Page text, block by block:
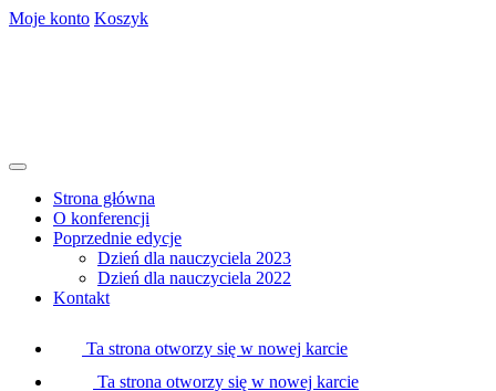
Skip
Moje konto Koszyk
Strona główna
O konferencji
Poprzednie edycje
Dzień dla nauczyciela 2023
Dzień dla nauczyciela 2022
Kontakt
Ta strona otworzy się w nowej karcie
Ta strona otworzy się w nowej karcie